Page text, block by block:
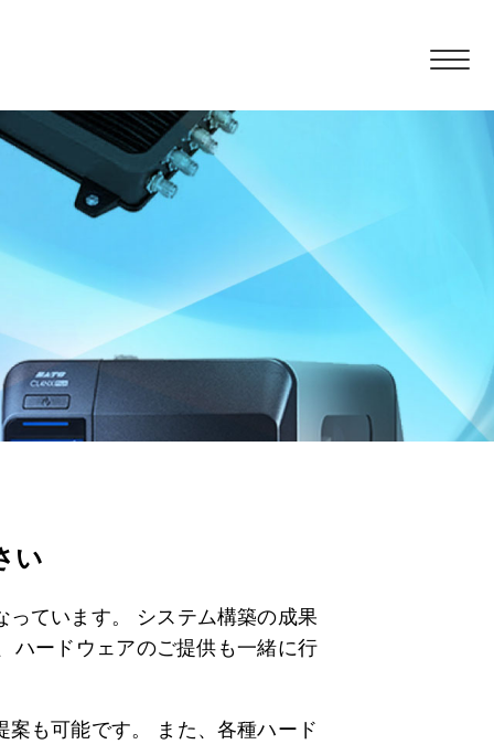
い
ています。 システム構築の成果
ハードウェアのご提供も一緒に行
も可能です。 また、各種ハード